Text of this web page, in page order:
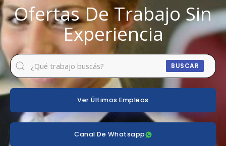
Ofertas De Trabajo Sin
Experiencia
BUSCAR
Ver Últimos Empleos
Canal De Whatsapp